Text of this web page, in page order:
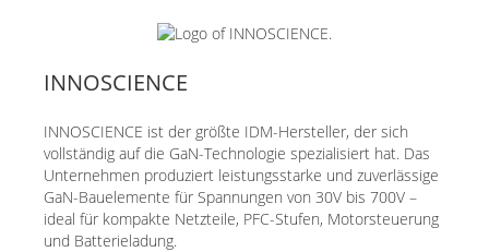
INNOSCIENCE
INNOSCIENCE ist der größte IDM-Hersteller, der sich
vollständig auf die GaN-Technologie spezialisiert hat. Das
Unternehmen produziert leistungsstarke und zuverlässige
GaN-Bauelemente für Spannungen von 30V bis 700V –
ideal für kompakte Netzteile, PFC-Stufen, Motorsteuerung
und Batterieladung.